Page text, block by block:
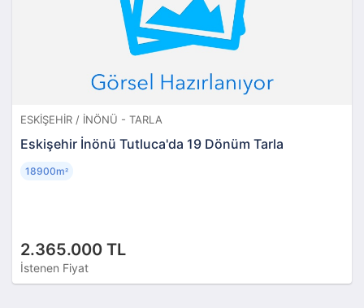
ESKIŞEHIR / İNÖNÜ - TARLA
Eskişehir İnönü Tutluca'da 19 Dönüm Tarla
2.365.000 TL
İstenen Fiyat
18900m²